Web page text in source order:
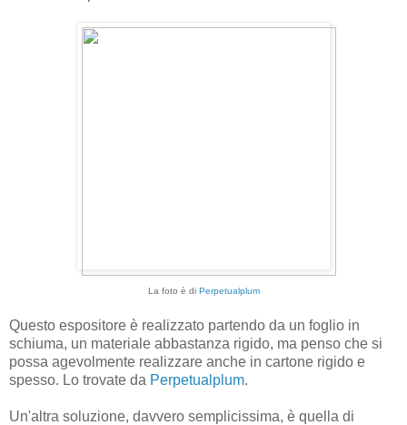
La foto è di Perpetualplum
Questo espositore è realizzato partendo da un foglio in
schiuma, un materiale abbastanza rigido, ma penso che si
possa agevolmente realizzare anche in cartone rigido e
spesso. Lo trovate da Perpetualplum.
Un'altra soluzione, davvero semplicissima, è quella di